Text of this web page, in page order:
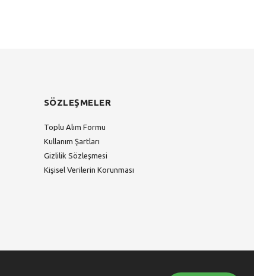
SÖZLEŞMELER
Toplu Alım Formu
Kullanım Şartları
Gizlilik Sözleşmesi
Kişisel Verilerin Korunması